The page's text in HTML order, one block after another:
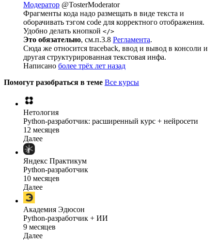
Модератор @TosterModerator
Фрагменты кода надо размещать в виде текста и
оборачивать тэгом code для корректного отображения.
Удобно делать кнопкой </>
Это обязательно, см.п.3.8 Регламента.
Сюда же относится traceback, ввод и вывод в консоли и
другая структурированная текстовая инфа.
Написано более трёх лет назад
Помогут разобраться в теме Все курсы
Нетология
Python-разработчик: расширенный курс + нейросети
12 месяцев
Далее
Яндекс Практикум
Python-разработчик
10 месяцев
Далее
Академия Эдюсон
Python-разработчик + ИИ
9 месяцев
Далее